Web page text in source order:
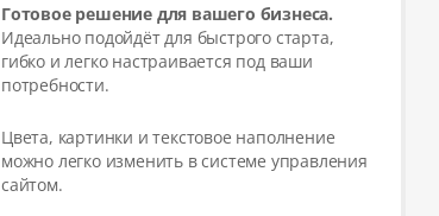
Готовое решение для вашего бизнеса.
Идеально подойдёт для быстрого старта,
гибко и легко настраивается под ваши
потребности.
Цвета, картинки и текстовое наполнение
можно легко изменить в системе управления
сайтом.